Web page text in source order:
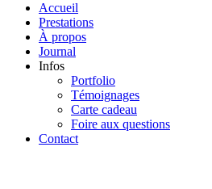
Accueil
Prestations
À propos
Journal
Infos
Portfolio
Témoignages
Carte cadeau
Foire aux questions
Contact